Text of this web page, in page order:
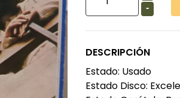
-
DESCRIPCIÓN
Estado: Usado
Estado Disco: